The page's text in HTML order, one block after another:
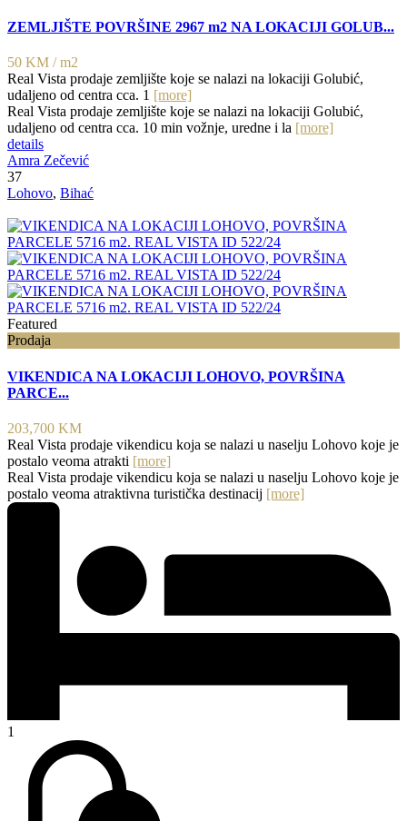
ZEMLJIŠTE POVRŠINE 2967 m2 NA LOKACIJI GOLUB...
50 KM / m2
Real Vista prodaje zemljište koje se nalazi na lokaciji Golubić,
udaljeno od centra cca. 1 [more]
Real Vista prodaje zemljište koje se nalazi na lokaciji Golubić,
udaljeno od centra cca. 10 min vožnje, uredne i la [more]
details
Amra Zečević
37
Lohovo, Bihać
Featured
Prodaja
VIKENDICA NA LOKACIJI LOHOVO, POVRŠINA
PARCE...
203,700 KM
Real Vista prodaje vikendicu koja se nalazi u naselju Lohovo koje je
postalo veoma atrakti [more]
Real Vista prodaje vikendicu koja se nalazi u naselju Lohovo koje je
postalo veoma atraktivna turistička destinacij [more]
1